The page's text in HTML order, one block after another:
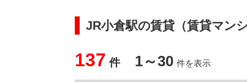
JR小倉駅の賃貸（賃貸マン
137 件 1～30 件を表示